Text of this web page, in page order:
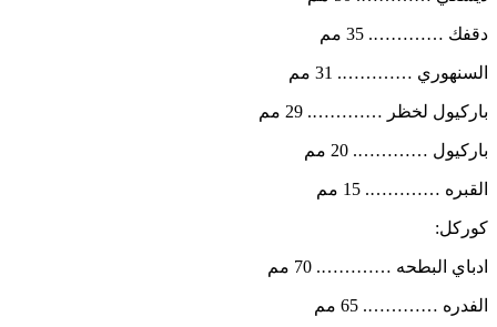
دقفك …………. 35 مم
السنهوري …………. 31 مم
باركيول لخظر …………. 29 مم
باركيول …………. 20 مم
القبره …………. 15 مم
كوركل:
ادباي البطحه …………. 70 مم
الفدره …………. 65 مم